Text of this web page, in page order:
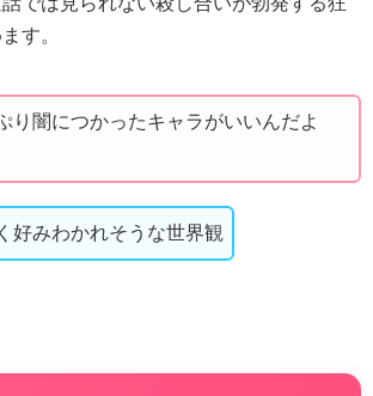
す。
り闇につかったキャラがいいんだよ
好みわかれそうな世界観